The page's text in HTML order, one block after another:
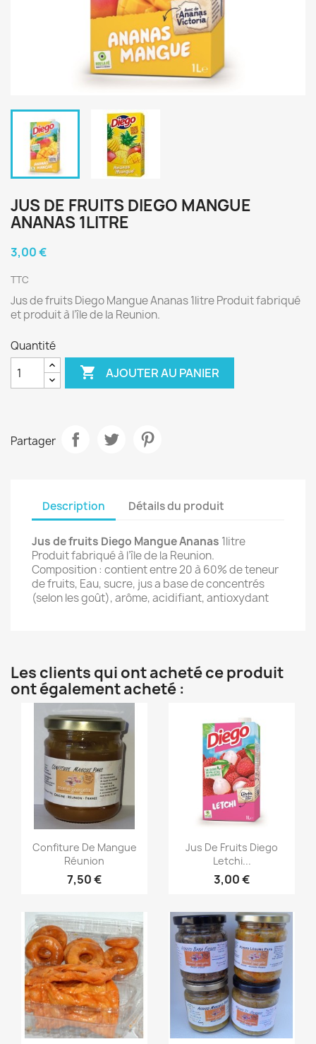
JUS DE FRUITS DIEGO MANGUE
ANANAS 1LITRE
3,00 €
TTC
Jus de fruits Diego Mangue Ananas 1litre Produit fabriqué
et produit à l’île de la Reunion.
Quantité
 AJOUTER AU PANIER
Partager
Description Détails du produit
Jus de fruits Diego Mangue Ananas 1litre
Produit fabriqué à l’île de la Reunion.
Composition : contient entre 20 à 60% de teneur
de fruits, Eau, sucre, jus a base de concentrés
(selon les goût), arôme, acidifiant, antioxydant
Les clients qui ont acheté ce produit
ont également acheté :
Aperçu rapide
Confiture De Mangue
Réunion
7,50 €
Aperçu rapide
Jus De Fruits Diego
Letchi...
3,00 €